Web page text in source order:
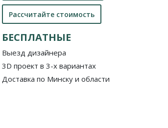
Рассчитайте стоимость
БЕСПЛАТНЫЕ
Выезд дизайнера
3D проект в 3-х вариантах
Доставка по Минску и области